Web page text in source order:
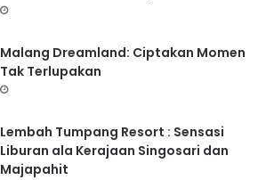
Malang Dreamland: Ciptakan Momen
Tak Terlupakan
Lembah Tumpang Resort : Sensasi
Liburan ala Kerajaan Singosari dan
Majapahit